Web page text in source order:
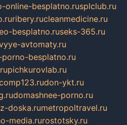
online-besplatno.rusplclub.ru
ribery.rucleanmedicine.ru
besplatno.ruseks-365.ru
avtomaty.ru
porno-besplatno.ru
pichkurovlab.ru
don-ykt.ru
domashnee-porno.ru
doska.rumetropoltravel.ru
media.rurostotsky.ru